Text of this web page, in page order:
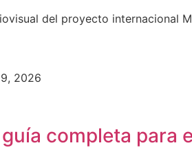
del proyecto internacional
2026
completa para